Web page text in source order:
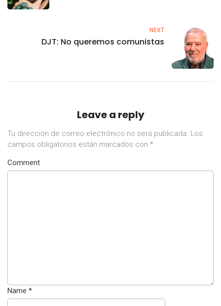
NEXT
DJT: No queremos comunistas
Leave a reply
Tu dirección de correo electrónico no será publicada. Los
campos obligatorios están marcados con *
Comment
Name *